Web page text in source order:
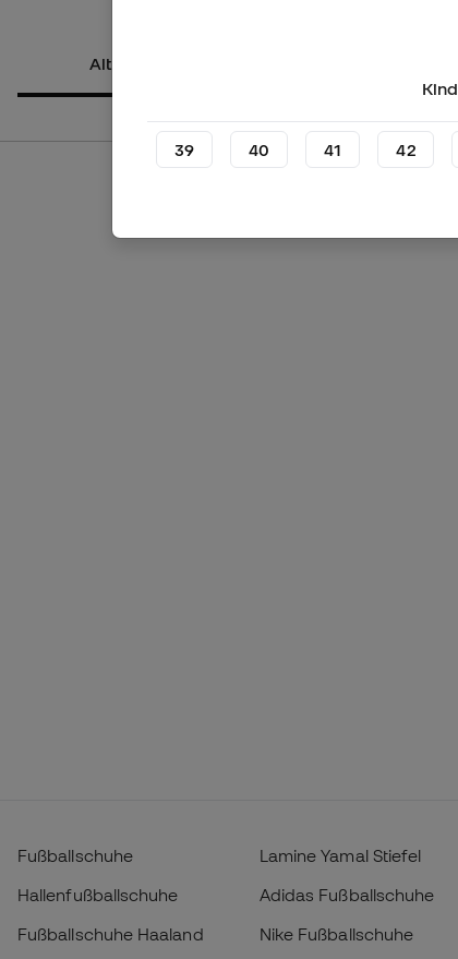
Alternative Produkte
Fußballschuhe
Hallenfußballschuhe
Fußballschuhe Haaland
Lamine Yamal Stiefel
Adidas Fußballschuhe
Nike Fußballschuhe
Kind
39 40 41 42